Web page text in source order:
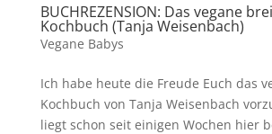
BUCHREZENSION: Das vegane
Kochbuch (Tanja Weisenbach)
Vegane Babys
Ich habe heute die Freude Euch das
Kochbuch von Tanja Weisenbach
liegt schon seit einigen Wochen hier